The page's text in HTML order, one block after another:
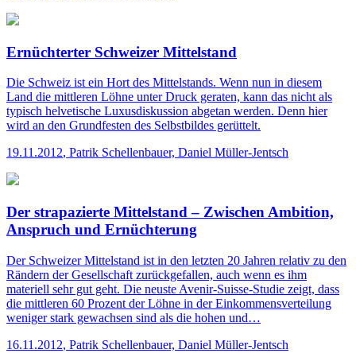
Ernüchterter Schweizer Mittelstand
Die Schweiz ist ein Hort des Mittelstands. Wenn nun in diesem
Land die mittleren Löhne unter Druck geraten, kann das nicht als
typisch helvetische Luxusdiskussion abgetan werden. Denn hier
wird an den Grundfesten des Selbstbildes gerüttelt.
19.11.2012, Patrik Schellenbauer, Daniel Müller-Jentsch
Der strapazierte Mittelstand – Zwischen Ambition,
Anspruch und Ernüchterung
Der Schweizer Mittelstand ist in den letzten 20 Jahren relativ zu den
Rändern der Gesellschaft zurückgefallen, auch wenn es ihm
materiell sehr gut geht. Die neuste Avenir-Suisse-Studie zeigt, dass
die mittleren 60 Prozent der Löhne in der Einkommensverteilung
weniger stark gewachsen sind als die hohen und…
16.11.2012, Patrik Schellenbauer, Daniel Müller-Jentsch